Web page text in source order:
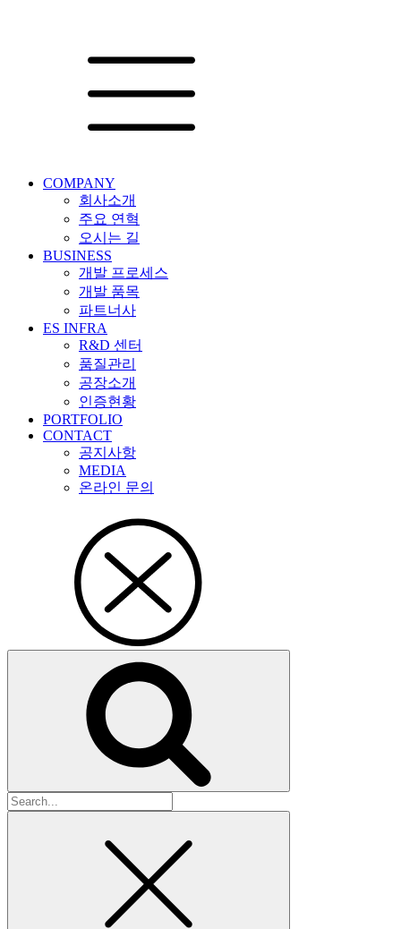
COMPANY
회사소개
주요 연혁
오시는 길
BUSINESS
개발 프로세스
개발 품목
파트너사
ES INFRA
R&D 센터
품질관리
공장소개
인증현황
PORTFOLIO
CONTACT
공지사항
MEDIA
온라인 문의
검
색: